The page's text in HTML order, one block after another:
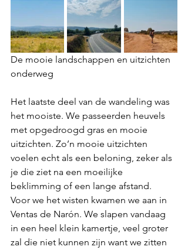
De mooie landschappen en uitzichten
onderweg
Het laatste deel van de wandeling was
het mooiste. We passeerden heuvels
met opgedroogd gras en mooie
uitzichten. Zo’n mooie uitzichten
voelen echt als een beloning, zeker als
je die ziet na een moeilijke
beklimming of een lange afstand.
Voor we het wisten kwamen we aan in
Ventas de Narón. We slapen vandaag
in een heel klein kamertje, veel groter
zal die niet kunnen zijn want we zitten